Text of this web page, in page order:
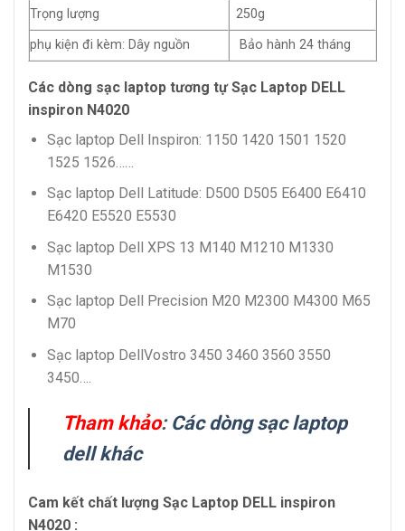
Trọng lượng
250g
phụ kiện đi kèm: Dây nguồn
Bảo hành 24 tháng
Các dòng sạc laptop tương tự Sạc Laptop DELL
inspiron N4020
Sạc laptop Dell Inspiron: 1150 1420 1501 1520
1525 1526……
Sạc laptop Dell Latitude: D500 D505 E6400 E6410
E6420 E5520 E5530
Sạc laptop Dell XPS 13 M140 M1210 M1330
M1530
Sạc laptop Dell Precision M20 M2300 M4300 M65
M70
Sạc laptop DellVostro 3450 3460 3560 3550
3450….
Tham khảo: Các dòng sạc laptop
dell khác
Cam kết chất lượng Sạc Laptop DELL inspiron
N4020 :